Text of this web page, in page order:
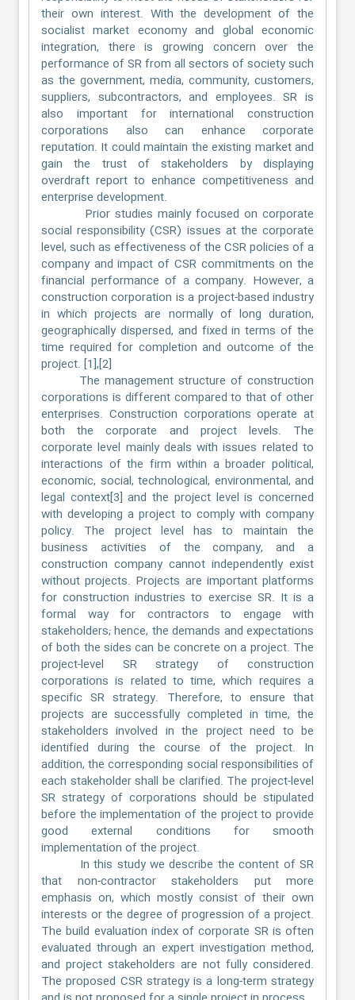
their own interest. With the development of the
socialist market economy and global economic
integration, there is growing concern over the
performance of SR from all sectors of society such
as the government, media, community, customers,
suppliers, subcontractors, and employees. SR is
also important for international construction
corporations also can enhance corporate
reputation. It could maintain the existing market and
gain the trust of stakeholders by displaying
overdraft report to enhance competitiveness and
enterprise development.
Prior studies mainly focused on corporate
social responsibility (CSR) issues at the corporate
level, such as effectiveness of the CSR policies of a
company and impact of CSR commitments on the
financial performance of a company. However, a
construction corporation is a project-based industry
in which projects are normally of long duration,
geographically dispersed, and fixed in terms of the
time required for completion and outcome of the
project. [1],[2]
The management structure of construction
corporations is different compared to that of other
enterprises. Construction corporations operate at
both the corporate and project levels. The
corporate level mainly deals with issues related to
interactions of the firm within a broader political,
economic, social, technological, environmental, and
legal context[3] and the project level is concerned
with developing a project to comply with company
policy. The project level has to maintain the
business activities of the company, and a
construction company cannot independently exist
without projects. Projects are important platforms
for construction industries to exercise SR. It is a
formal way for contractors to engage with
stakeholders; hence, the demands and expectations
of both the sides can be concrete on a project. The
project-level SR strategy of construction
corporations is related to time, which requires a
specific SR strategy. Therefore, to ensure that
projects are successfully completed in time, the
stakeholders involved in the project need to be
identified during the course of the project. In
addition, the corresponding social responsibilities of
each stakeholder shall be clarified. The project-level
SR strategy of corporations should be stipulated
before the implementation of the project to provide
good external conditions for smooth
implementation of the project.
In this study we describe the content of SR
that non-contractor stakeholders put more
emphasis on, which mostly consist of their own
interests or the degree of progression of a project.
The build evaluation index of corporate SR is often
evaluated through an expert investigation method,
and project stakeholders are not fully considered.
The proposed CSR strategy is a long-term strategy